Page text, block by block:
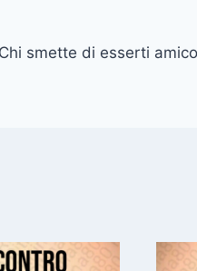
Chi smette di esserti